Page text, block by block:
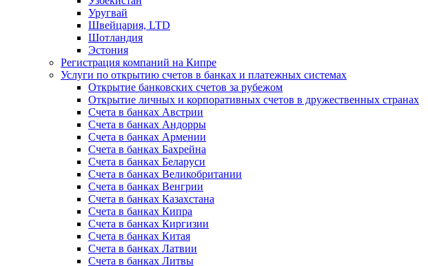
Уругвай
Швейцария, LTD
Шотландия
Эстония
Регистрация компаний на Кипре
Услуги по открытию счетов в банках и платежных системах
Открытие банковских счетов за рубежом
Открытие личных и корпоративных счетов в дружественных странах
Счета в банках Австрии
Счета в банках Андорры
Счета в банках Армении
Счета в банках Бахрейна
Счета в банках Беларуси
Счета в банках Великобритании
Счета в банках Венгрии
Счета в банках Казахстана
Счета в банках Кипра
Счета в банках Киргизии
Счета в банках Китая
Счета в банках Латвии
Счета в банках Литвы